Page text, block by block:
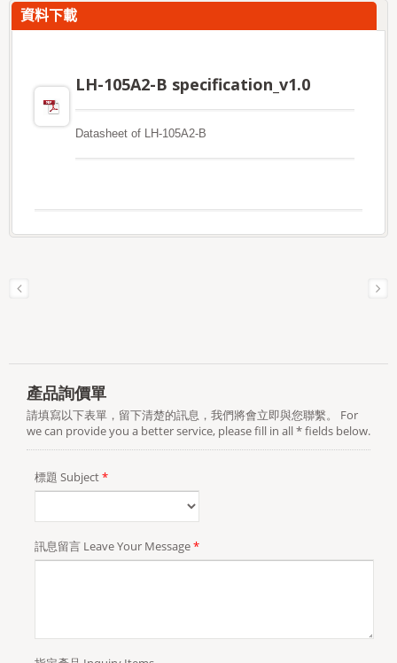
資料下載
LH-105A2-B specification_v1.0
Datasheet of LH-105A2-B